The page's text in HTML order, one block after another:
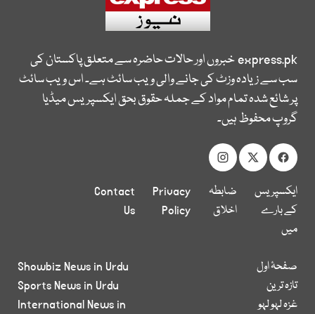
express.pkخبروں اور حالات حاضرہ سے متعلق پاکستان کی
سب سے زیادہ وزٹ کی جانے والی ویب سائٹ ہے۔ اس ویب سائٹ
پر شائع شدہ تمام مواد کے جملہ حقوق بحق ایکسپریس میڈیا
گروپ محفوظ ہیں۔
ایکسپریس
کے بارے
میں
ضابطہ
اخلاق
Privacy
Policy
Contact
Us
صفحۂ اول
تازہ ترین
غزہ لہو لہو
Showbiz News in Urdu
Sports News in Urdu
International News in